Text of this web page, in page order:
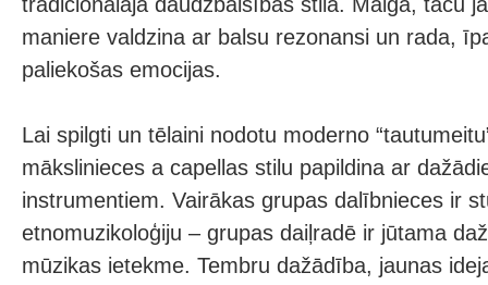
maniere valdzina ar balsu rezonansi un rada,
paliekošas emocijas.
Lai spilgti un tēlaini nodotu moderno
mākslinieces a capellas stilu papildina ar
instrumentiem. Vairākas grupas dalībnieces ir
etnomuzikoloģiju – grupas daiļradē ir jūtama
mūzikas ietekme. Tembru dažādība, jaunas